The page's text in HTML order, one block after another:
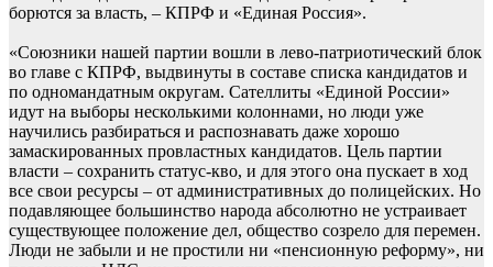
борются за власть, – КПРФ и «Единая Россия».
«Союзники нашей партии вошли в лево-патриотический блок
во главе с КПРФ, выдвинуты в составе списка кандидатов и
по одномандатным округам. Сателлиты «Единой России»
идут на выборы несколькими колоннами, но люди уже
научились разбираться и распознавать даже хорошо
замаскированных провластных кандидатов. Цель партии
власти – сохранить статус-кво, и для этого она пускает в ход
все свои ресурсы – от административных до полицейских. Но
подавляющее большинство народа абсолютно не устраивает
существующее положение дел, общество созрело для перемен.
Люди не забыли и не простили ни «пенсионную реформу», ни